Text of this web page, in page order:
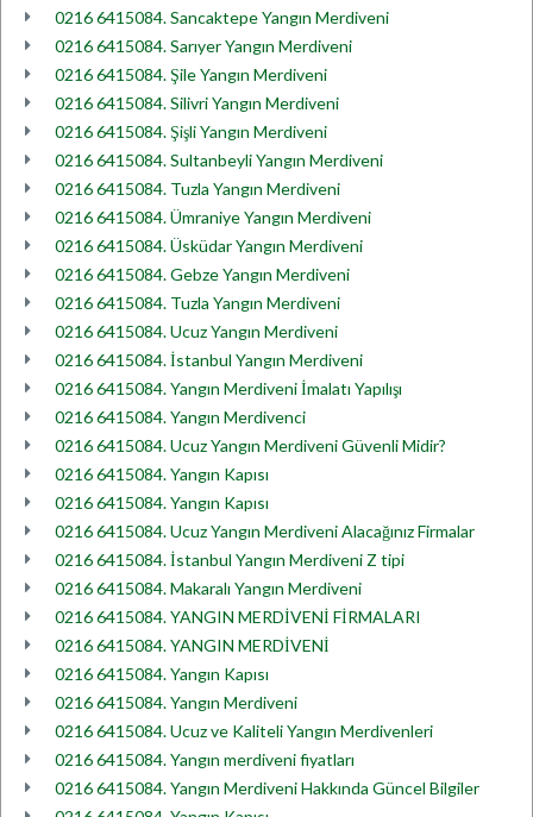
0216 6415084. Sancaktepe Yangın Merdiveni
0216 6415084. Sarıyer Yangın Merdiveni
0216 6415084. Şile Yangın Merdiveni
0216 6415084. Silivri Yangın Merdiveni
0216 6415084. Şişli Yangın Merdiveni
0216 6415084. Sultanbeyli Yangın Merdiveni
0216 6415084. Tuzla Yangın Merdiveni
0216 6415084. Ümraniye Yangın Merdiveni
0216 6415084. Üsküdar Yangın Merdiveni
0216 6415084. Gebze Yangın Merdiveni
0216 6415084. Tuzla Yangın Merdiveni
0216 6415084. Ucuz Yangın Merdiveni
0216 6415084. İstanbul Yangın Merdiveni
0216 6415084. Yangın Merdiveni İmalatı Yapılışı
0216 6415084. Yangın Merdivenci
0216 6415084. Ucuz Yangın Merdiveni Güvenli Midir?
0216 6415084. Yangın Kapısı
0216 6415084. Yangın Kapısı
0216 6415084. Ucuz Yangın Merdiveni Alacağınız Firmalar
0216 6415084. İstanbul Yangın Merdiveni Z tipi
0216 6415084. Makaralı Yangın Merdiveni
0216 6415084. YANGIN MERDİVENİ FİRMALARI
0216 6415084. YANGIN MERDİVENİ
0216 6415084. Yangın Kapısı
0216 6415084. Yangın Merdiveni
0216 6415084. Ucuz ve Kaliteli Yangın Merdivenleri
0216 6415084. Yangın merdiveni fiyatları
0216 6415084. Yangın Merdiveni Hakkında Güncel Bilgiler